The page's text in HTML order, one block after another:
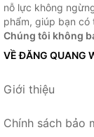
nỗ lực không
phẩm, giúp bạn có
Chúng tôi không
VỀ ĐĂNG QUANG
Giới thiệu
Chính sách bảo